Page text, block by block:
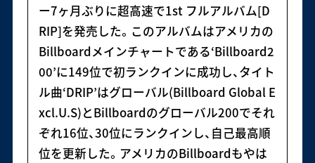
ー7ヶ月ぶりに超高速で1st フルアルバム[D
RIP]を発売した。このアルバムはアメリカの
Billboardメインチャートである‘Billboard2
00’に149位で初ランクインに成功し、タイト
ル曲‘DRIP’はグローバル(Billboard Global E
xcl.U.S)とBillboardのグローバル200でそれ
ぞれ16位、30位にランクインし、自己最高順
位を更新した。アメリカのBillboardもやは